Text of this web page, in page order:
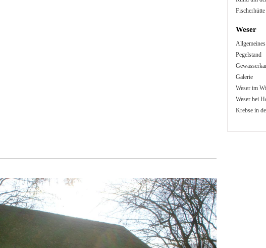
Fischerhütte
Weser
Allgemeines
Pegelstand
Galerie
Weser im
Weser bei
Krebse in